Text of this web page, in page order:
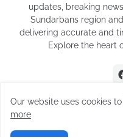
updates, breaking
Sundarbans region
delivering accurate and
Explore the heart
Our website uses cookies
more